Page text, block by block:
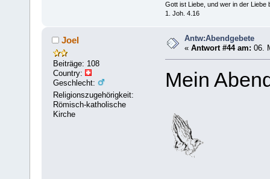
Gott ist Liebe, und wer in der Liebe
1. Joh. 4.16
Joel
Beiträge: 108
Country:
Geschlecht:
Religionszugehörigkeit:
Römisch-katholische
Kirche
Antw:Abendgebete
«Antwort #44 am: 06.
Mein